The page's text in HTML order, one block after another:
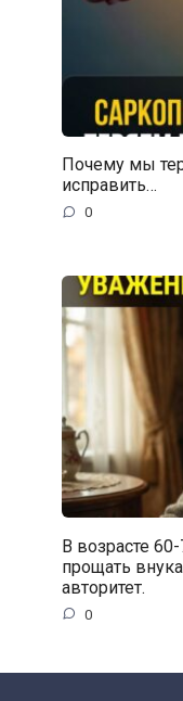
Почему мы
исправить…
0
В возрасте
прощать
авторитет.
0